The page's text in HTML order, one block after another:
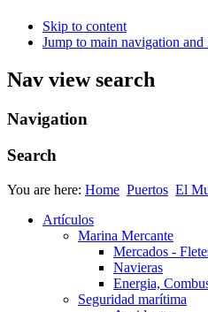
Skip to content
Jump to main navigation and
Nav view search
Navigation
Search
You are here: Home Puertos El
Artículos
Marina Mercante
Mercados -
Navieras
Energia,
Seguridad marítima